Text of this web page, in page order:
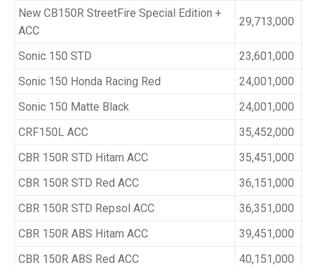
New CB150R StreetFire Special Edition +
ACC
29,713,000
Sonic 150 STD
23,601,000
Sonic 150 Honda Racing Red
24,001,000
Sonic 150 Matte Black
24,001,000
CRF150L ACC
35,452,000
CBR 150R STD Hitam ACC
35,451,000
CBR 150R STD Red ACC
36,151,000
CBR 150R STD Repsol ACC
36,351,000
CBR 150R ABS Hitam ACC
39,451,000
CBR 150R ABS Red ACC
40,151,000